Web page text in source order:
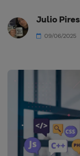
Julio Pires
09/06/2025